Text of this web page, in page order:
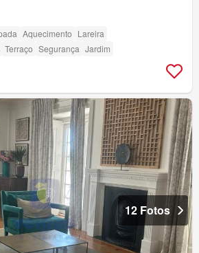
Aquecimento Lareira
Terraço Segurança Jardim
12 Fotos